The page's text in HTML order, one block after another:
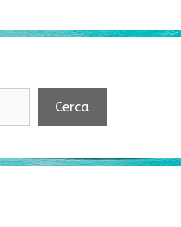
Cerca